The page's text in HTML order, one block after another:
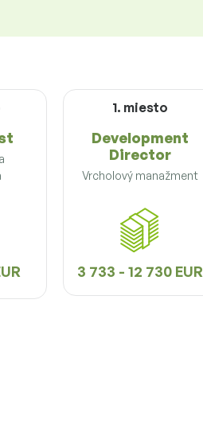
1. miesto
Development
Director
Vrcholový manažment
3 733 - 12 730 EUR